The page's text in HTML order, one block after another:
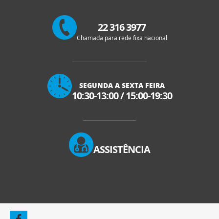
22 316 3977
Chamada para rede fixa nacional
SEGUNDA A SEXTA FEIRA
10:30-13:00/15:00-19:30
ASSISTÊNCIA